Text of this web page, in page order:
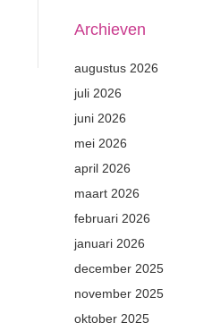
Archieven
augustus 2026
juli 2026
juni 2026
mei 2026
april 2026
maart 2026
februari 2026
januari 2026
december 2025
november 2025
oktober 2025